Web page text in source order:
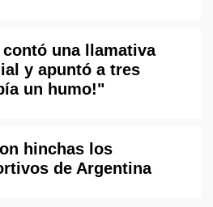
una llamativa
y apuntó a tres
un humo!"
hinchas los
de Argentina